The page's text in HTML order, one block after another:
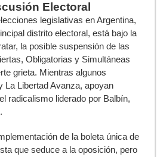
Electoral
legislativas en Argentina,
distrito electoral, está bajo la
la posible suspensión de las
Obligatorias y Simultáneas
grieta. Mientras algunos
Libertad Avanza, apoyan
radicalismo liderado por Balbín,
de la boleta única de
que seduce a la oposición, pero